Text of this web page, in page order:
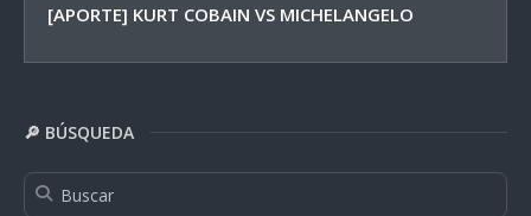
[APORTE] KURT COBAIN VS MICHELANGELO
🔎 BÚSQUEDA